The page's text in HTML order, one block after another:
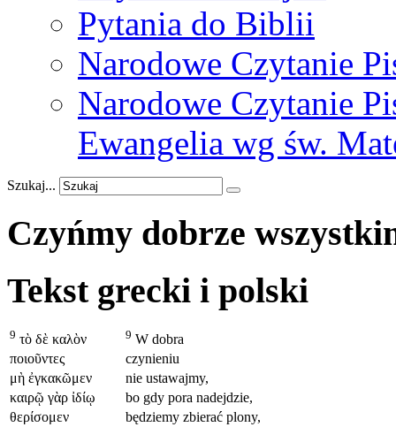
Pytania do Biblii
Narodowe Czytanie
Narodowe Czytanie
Ewangelia wg św.
Szukaj...
Czyńmy dobrze
Tekst grecki i polski
9 τὸ δὲ καλὸν 9 W dobra
ποιοῦντες
czynieniu
μὴ ἐγκακῶμεν
nie ustawajmy,
καιρῷ γὰρ ἰδίῳ
bo gdy pora nadejdzie,
θερίσομεν
będziemy zbierać plony,